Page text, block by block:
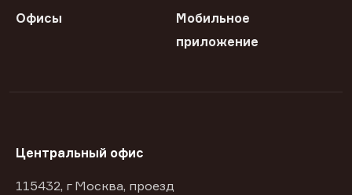
Офисы
Мобильное
приложение
Центральный офис
115432, г Москва, проезд